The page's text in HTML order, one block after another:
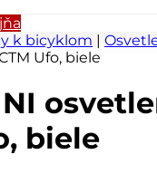
k bicyklom |
Ufo, biele
biele